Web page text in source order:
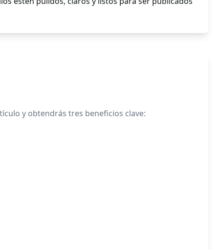
y obtendrás tres beneficios clave: